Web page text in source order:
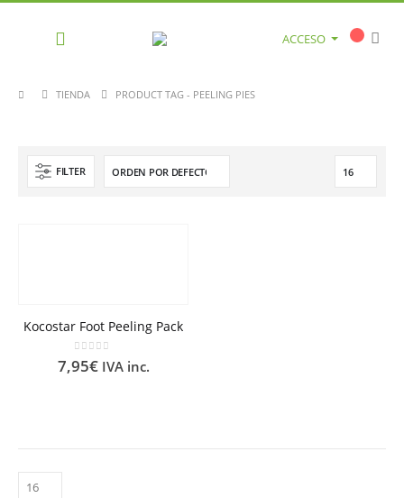
ACCESO
TIENDA PRODUCT TAG - PEELING PIES
FILTER
Kocostar Foot Peeling Pack
0 out of 5
7,95€ IVA inc.